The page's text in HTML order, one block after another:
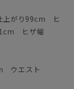
上がり99cm ヒ
ヒザ幅
ウエスト